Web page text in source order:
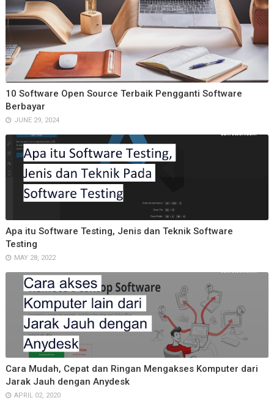
10 Software Open Source Terbaik Pengganti Software
Berbayar
JUNE 29, 2024
Apa itu Software Testing, Jenis dan Teknik Software
Testing
MAY 28, 2022
Cara Mudah, Cepat dan Ringan Mengakses Komputer dari
Jarak Jauh dengan Anydesk
APRIL 02, 2020